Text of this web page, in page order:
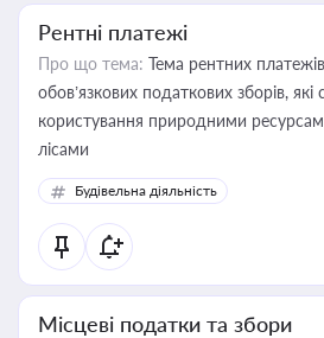
Рентні платежі
Про що тема: Тема рентних
обов’язкових податкових зборів, які
користування природними
лісами
Будівельна діяльність
Місцеві податки та збори